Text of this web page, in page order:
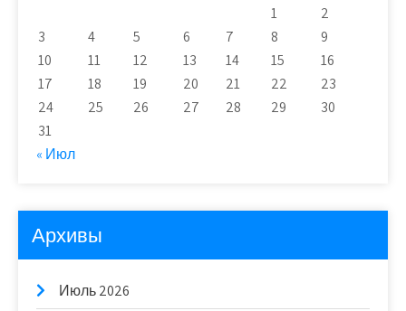
1
2
3
4 5 6 7 8
9
10
11 12 13 14 15
16
17
18 19 20 21 22
23
24
25 26 27 28 29
30
31
« Июл
Архивы
Июль 2026